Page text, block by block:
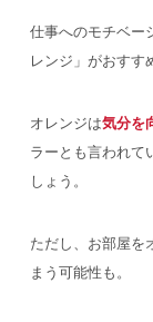
仕事へのモチベー
レンジ」がおすす
オレンジは気分を
ラーとも言われて
しょう。
ただし、お部屋を
まう可能性も。